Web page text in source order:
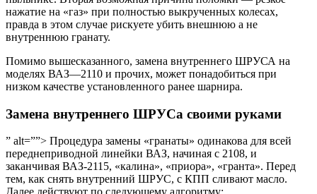
нажатие на «газ» при полностью выкрученных колесах,
правда в этом случае рискуете убить внешнюю а не
внутреннюю гранату.
Помимо вышесказанного, замена внутреннего ШРУСА на
моделях ВАЗ—2110 и прочих, может понадобиться при
низком качестве установленного ранее шарнира.
Замена внутреннего ШРУСа своими руками
” alt=””> Процедура замены «гранаты» одинакова для всей
переднеприводной линейки ВАЗ, начиная с 2108, и
заканчивая ВАЗ-2115, «калина», «приора», «гранта». Перед
тем, как снять внутренний ШРУС, с КПП сливают масло.